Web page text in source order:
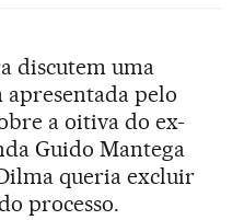
discutem uma
apresentada pelo
a oitiva do ex-
Guido Mantega
queria excluir
processo.